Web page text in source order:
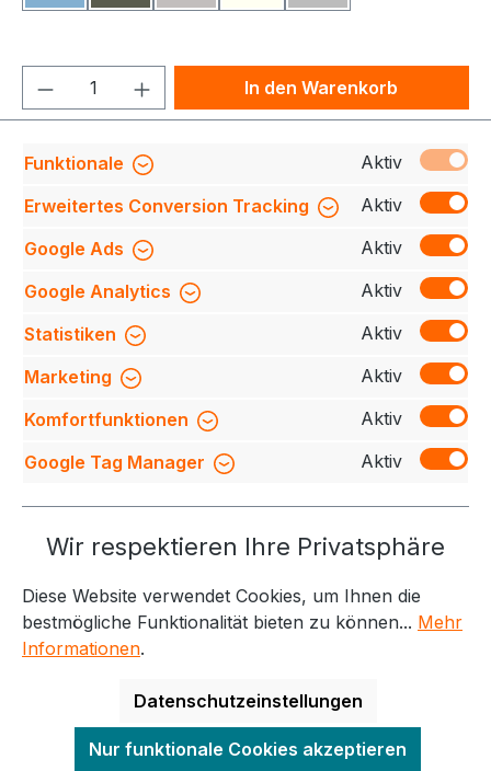
Produkt Anzahl: Gib denIn den Warenkorb
Produktnummer:
Beschreibung
Bio-Sweatshirt aus weichem
Baumwollgewebe mit schöner angerauter
Innenseite. Rippabschluss an Hals, Ärmel und Bund
und schön…Mehr
Bewertungen
Service-Hotline
Weitere Themen
Informationen Kontakt
Alle Preise exkl. gesetzl. Mehrwertsteuer zzgl.
Versandkostenund ggf. Nachnahmegebühren, wenn
Funktionale
Aktiv
Erweitertes Conversion Tracking
Aktiv
Google Ads
Aktiv
Google Analytics
Aktiv
Statistiken
Aktiv
Marketing
Aktiv
Komfortfunktionen
Aktiv
Google Tag Manager
Aktiv
Wir respektieren Ihre Privatsphäre
Diese Website verwendet Cookies, um Ihnen die
bestmögliche Funktionalität bieten zu können... Mehr
Informationen.
Datenschutzeinstellungen
Nur funktionale Cookies akzeptieren